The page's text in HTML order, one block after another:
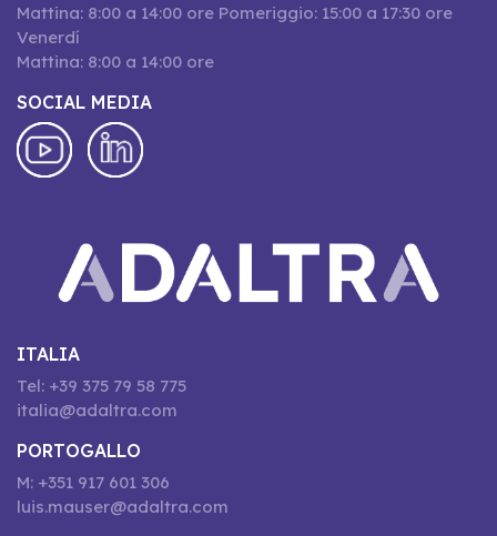
Mattina: 8:00 a 14:00 ore Pomeriggio: 15:00 a 17:30 ore
Venerdí
Mattina: 8:00 a 14:00 ore
SOCIAL MEDIA
ITALIA
Tel: +39 375 79 58 775
italia@adaltra.com
PORTOGALLO
M: +351 917 601 306
luis.mauser@adaltra.com